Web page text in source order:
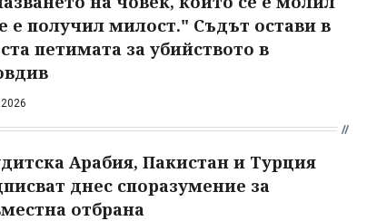
е получил милост." Съдът остави в
петимата за убийството в
Арабия, Пакистан и Турция
днес споразумение за
отбрана